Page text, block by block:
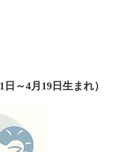
～4月19日生まれ）